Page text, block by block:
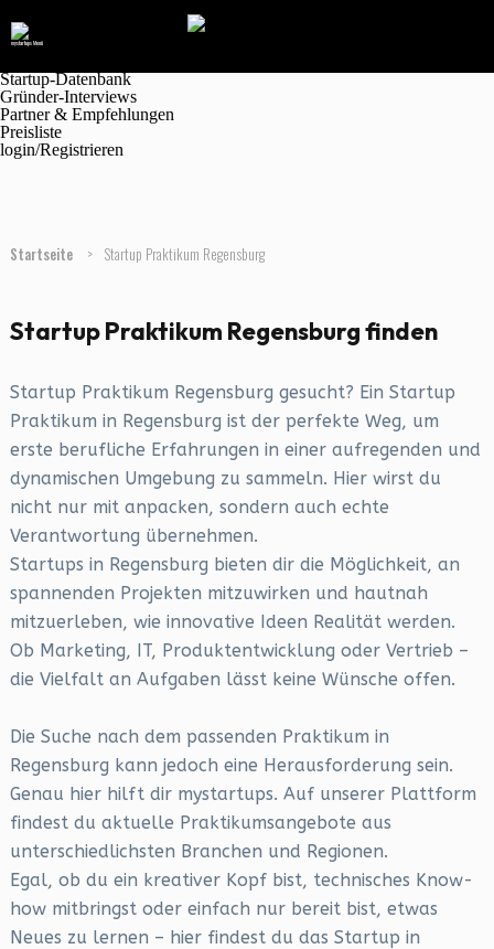
Marktplatz
Magazin
Startup-Datenbank
Gründer-Interviews
Partner & Empfehlungen
Preisliste
login/Registrieren
Startseite > Startup Praktikum Regensburg
Startup Praktikum Regensburg finden
Startup Praktikum Regensburg gesucht? Ein Startup
Praktikum in Regensburg ist der perfekte Weg, um
erste berufliche Erfahrungen in einer aufregenden und
dynamischen Umgebung zu sammeln. Hier wirst du
nicht nur mit anpacken, sondern auch echte
Verantwortung übernehmen.
Startups in Regensburg bieten dir die Möglichkeit, an
spannenden Projekten mitzuwirken und hautnah
mitzuerleben, wie innovative Ideen Realität werden.
Ob Marketing, IT, Produktentwicklung oder Vertrieb –
die Vielfalt an Aufgaben lässt keine Wünsche offen.
Die Suche nach dem passenden Praktikum in
Regensburg kann jedoch eine Herausforderung sein.
Genau hier hilft dir mystartups. Auf unserer Plattform
findest du aktuelle Praktikumsangebote aus
unterschiedlichsten Branchen und Regionen.
Egal, ob du ein kreativer Kopf bist, technisches Know-
how mitbringst oder einfach nur bereit bist, etwas
Neues zu lernen – hier findest du das Startup in